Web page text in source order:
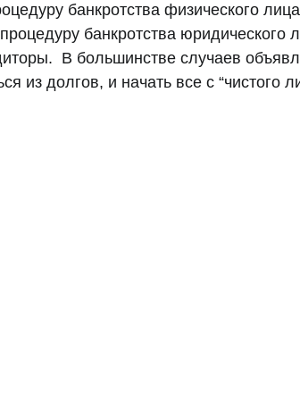
банкротства физического
банкротства
В большинстве случаев
из долгов, и начать все с “чистого